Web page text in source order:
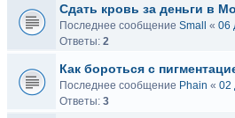
Сдать кровь за деньги в
Последнее сообщение Small « 06
Ответы: 2
Как бороться с
Последнее сообщение Phain « 02
Ответы: 3